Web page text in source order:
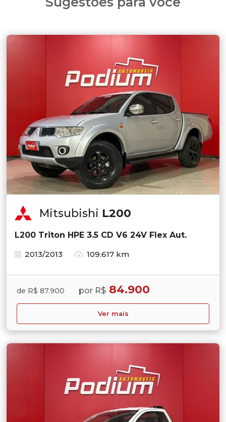
Mitsubishi L200
L200 Triton HPE 3.5 CD V6 24V Flex Aut.
2013/2013
109.617 km
de R$ 87.900 por R$ 84.900
Ver mais